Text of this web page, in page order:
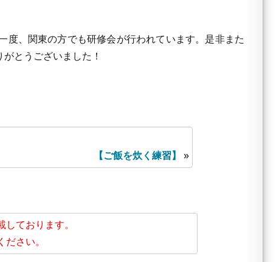
、関東の方でも研修会が行われています。是非また
とうございました！
【ご飯を炊く練習】
»
ております。
さい。